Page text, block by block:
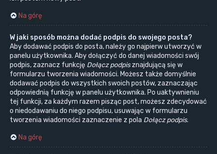
Na górę
W jaki sposób można dodać podpis do swojego posta?
Aby dodawać podpis do posta, należy go najpierw utworzyć w
panelu użytkownika. Aby dołączyć do danej wiadomości swój
podpis, zaznacz funkcję Dołącz podpisznajdującą się w
formularzu tworzenia wiadomości. Możesz także domyślnie
dodawać podpis do wszystkich swoich postów, zaznaczając
odpowiednią funkcję w panelu użytkownika. Po uaktywnieniu
tej funkcji, za każdym razem pisząc post, możesz zdecydować
o niedodawaniu do niego podpisu, usuwając w formularzu
tworzenia wiadomości zaznaczenie z pola Dołącz podpis.
Na górę